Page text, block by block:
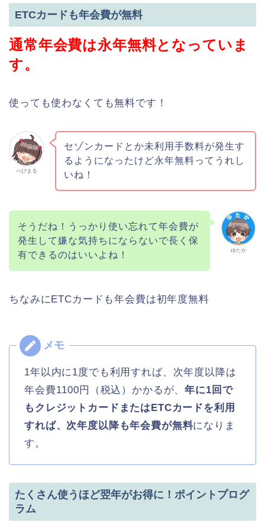
ETCカードも年会費が無料
通常年会費は永年無料となっていま
す。
使っても使わなくても無料です！
べびまる
セゾンカードとか未利用手数料が発生す
るようになったけど永年無料ってうれし
いね！
ゆたか
そうだね！うっかり使い忘れて年会費が
発生して嫌な気持ちにならないで長く保
有できるのはいいよね！
ちなみにETCカードも年会費は初年度無料
1年以内に1度でも利用すれば、次年度以降は
年会費1100円（税込）かかるが、年に1回で
もクレジットカードまたはETCカードを利用
すれば、次年度以降も年会費が無料になりま
す。
たくさん使うほど翌年がお得に！ポイントプログ
ラム